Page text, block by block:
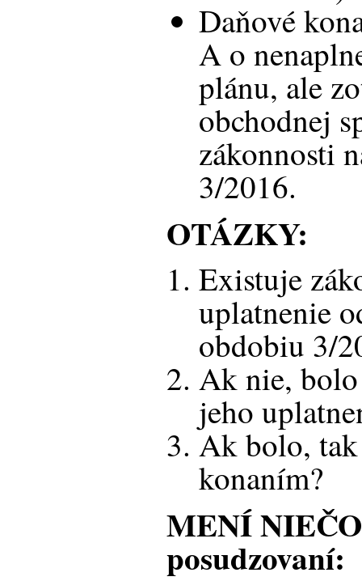
Daňové
A o
plánu, ale
obchodnej
zákonnosti
3/2016.
OTÁZKY:
Existuje
uplatnenie
obdobiu 3/
Ak nie,
jeho
Ak bolo,
konaním?
MENÍ
posudzovaní: